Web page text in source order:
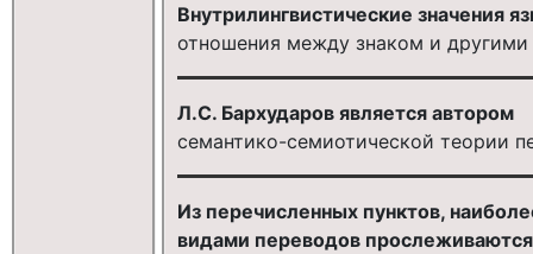
Внутрилингвистические значения
отношения между знаком и
Л.С. Бархударов является автором
семантико-семиотической теории
Из перечисленных пунктов,
видами переводов